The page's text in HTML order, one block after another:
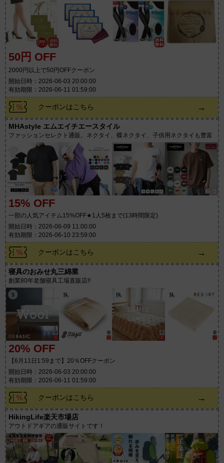
50円 OFF
2000円以上で50円OFFクーポン
開始日時：2026-06-03 20:00:00
有効期限：2026-06-11 01:59:00
クーポンはこちら →
MHAstyle エムエイチエースタイル
ファッションセレクト通販。ネクタイ、蝶ネクタイ、子供用ネクタイも豊富
15% OFF
一部の人気アイテム15%OFF★1人5枚まで(13時間限定)
開始日時：2026-06-09 11:00:00
有効期限：2026-06-10 23:59:00
クーポンはこちら →
寝具のおみせ丸三綿業
創業80年老舗寝具工場直販店!!
20% OFF
【6月11日1:59まで】20％OFFクーポン
開始日時：2026-06-03 20:00:00
有効期限：2026-06-11 01:59:00
クーポンはこちら →
HikingLife楽天市場店
アウトドアギアの通販サイトです！